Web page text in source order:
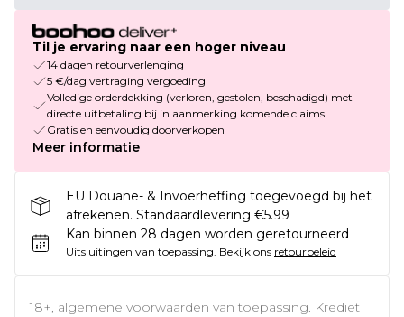
Til je ervaring naar een hoger niveau
14 dagen retourverlenging
5 €/dag vertraging vergoeding
Volledige orderdekking (verloren, gestolen, beschadigd) met
directe uitbetaling bij in aanmerking komende claims
Gratis en eenvoudig doorverkopen
Meer informatie
EU Douane- & Invoerheffing toegevoegd bij het
afrekenen. Standaardlevering €5.99
Kan binnen 28 dagen worden geretourneerd
Uitsluitingen van toepassing. Bekijk ons retourbeleid
18+, algemene voorwaarden van toepassing. Krediet